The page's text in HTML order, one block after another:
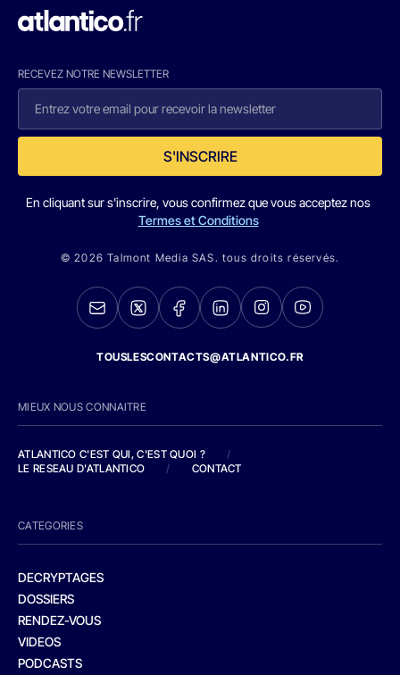
RECEVEZ NOTRE NEWSLETTER
S'INSCRIRE
En cliquant sur s'inscrire, vous confirmez que vous acceptez nos
Termes et Conditions
© 2026 Talmont Media SAS. tous droits réservés.
TOUSLESCONTACTS@ATLANTICO.FR
MIEUX NOUS CONNAITRE
ATLANTICO C'EST QUI, C'EST QUOI ?
/
LE RESEAU D'ATLANTICO
/ CONTACT
CATEGORIES
DECRYPTAGES
DOSSIERS
RENDEZ-VOUS
VIDEOS
PODCASTS